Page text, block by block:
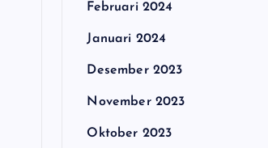
Februari 2024
Januari 2024
Desember 2023
November 2023
Oktober 2023